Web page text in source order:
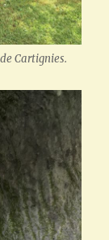
Cartignies.